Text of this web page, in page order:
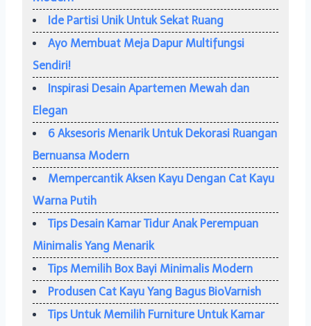
Ide Partisi Unik Untuk Sekat Ruang
Ayo Membuat Meja Dapur Multifungsi
Sendiri!
Inspirasi Desain Apartemen Mewah dan
Elegan
6 Aksesoris Menarik Untuk Dekorasi Ruangan
Bernuansa Modern
Mempercantik Aksen Kayu Dengan Cat Kayu
Warna Putih
Tips Desain Kamar Tidur Anak Perempuan
Minimalis Yang Menarik
Tips Memilih Box Bayi Minimalis Modern
Produsen Cat Kayu Yang Bagus BioVarnish
Tips Untuk Memilih Furniture Untuk Kamar